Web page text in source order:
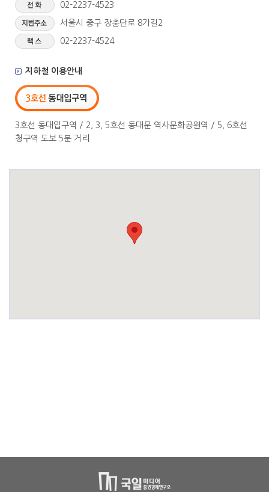
02-2237-4523
서울시 중구 장충단로 8가길2
02-2237-4524
지하철 이용안내
3호선 동대입구역 / 2, 3, 5호선 동대문 역사문화공원역 / 5, 6호선
청구역 도보 5분 거리